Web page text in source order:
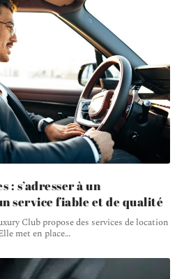
: s’adresser à un
service fiable et de qualité
Club propose des services de location
met en place…